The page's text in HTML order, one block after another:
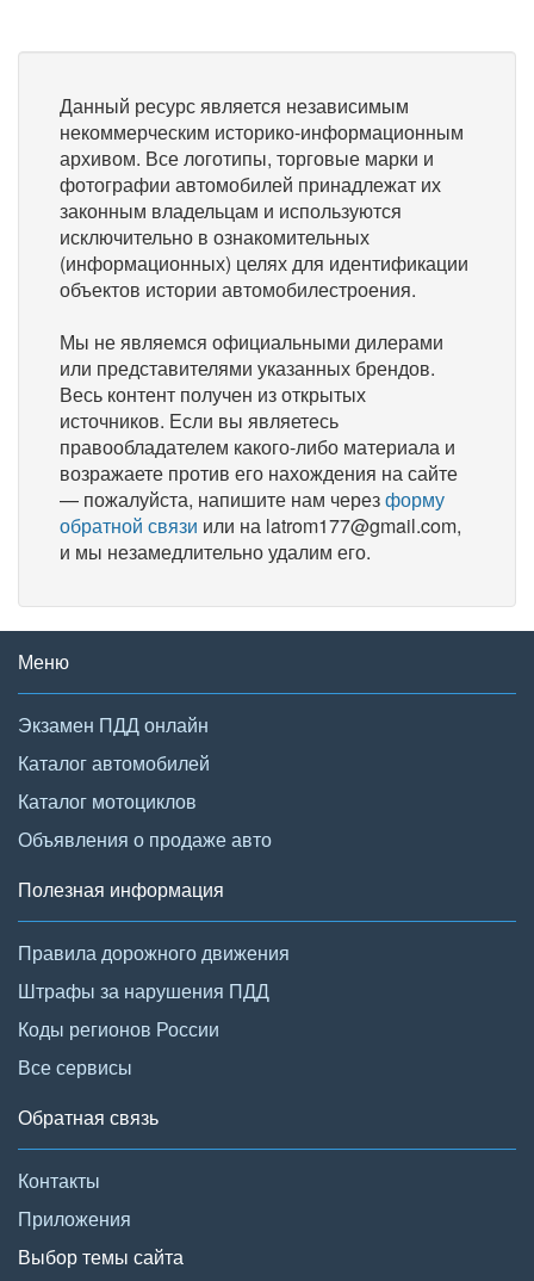
Данный ресурс является независимым
некоммерческим историко-информационным
архивом. Все логотипы, торговые марки и
фотографии автомобилей принадлежат их
законным владельцам и используются
исключительно в ознакомительных
(информационных) целях для идентификации
объектов истории автомобилестроения.
Мы не являемся официальными дилерами
или представителями указанных брендов.
Весь контент получен из открытых
источников. Если вы являетесь
правообладателем какого-либо материала и
возражаете против его нахождения на сайте
— пожалуйста, напишите нам черезформу
обратной связи или на latrom177@gmail.com,
и мы незамедлительно удалим его.
Меню
Экзамен ПДД онлайн
Каталог автомобилей
Каталог мотоциклов
Объявления о продаже авто
Полезная информация
Правила дорожного движения
Штрафы за нарушения ПДД
Коды регионов России
Все сервисы
Обратная связь
Контакты
Приложения
Выбор темы сайта